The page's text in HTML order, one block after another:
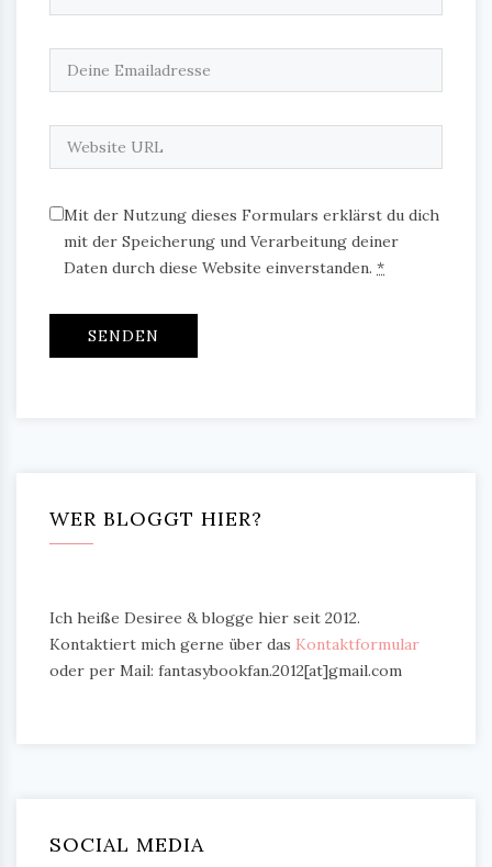
Mit der Nutzung dieses Formulars erklärst du dich
mit der Speicherung und Verarbeitung deiner
Daten durch diese Website einverstanden. *
WER BLOGGT HIER?
Ich heiße Desiree & blogge hier seit 2012.
Kontaktiert mich gerne über das Kontaktformular
oder per Mail: fantasybookfan.2012[at]gmail.com
SOCIAL MEDIA